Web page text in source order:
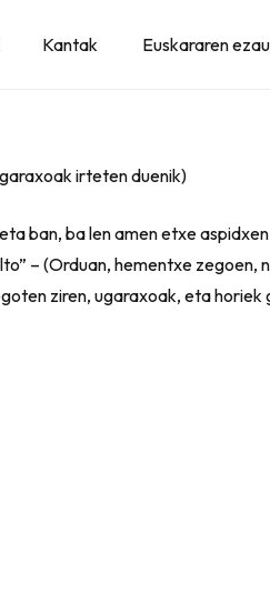
Kantak Euskararen
irteten duenik)
ban, ba len amen etxe
– (Orduan, hementxe zegoen,
ziren, ugaraxoak, eta